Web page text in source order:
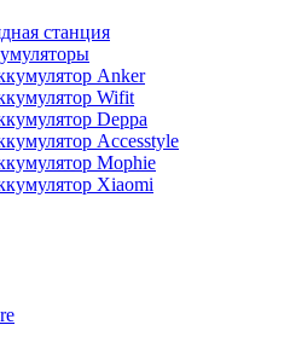
станция
Anker
Wifit
Deppa
Accesstyle
Mophie
Xiaomi